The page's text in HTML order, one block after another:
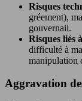
Risques
gréement),
gouvernail.
Risques liés
difficulté à
manipulation
Aggravation